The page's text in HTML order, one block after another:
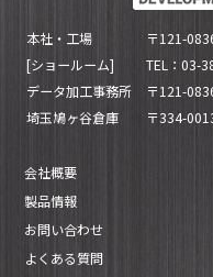
本社・工場
[ショールーム]
〒121-
TEL：03-
データ加工事務所
〒121-
埼玉鳩ヶ谷倉庫
〒334-
会社概要
製品情報
お問い合わせ
よくある質問